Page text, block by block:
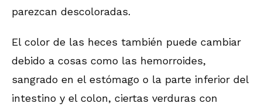
parezcan descoloradas.
El color de las heces también puede cambiar
debido a cosas como las hemorroides,
sangrado en el estómago o la parte inferior del
intestino y el colon, ciertas verduras con